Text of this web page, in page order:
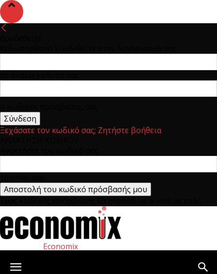
Ξεχάσατε τον κωδικό σας; Ζητήστε βοήθεια
Economix